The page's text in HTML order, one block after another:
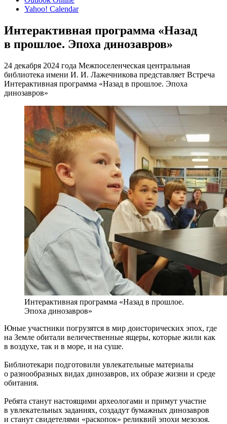
Yahoo! Calendar
Интерактивная программа «Назад
в прошлое. Эпоха динозавров»
24 декабря 2024 года Межпоселенческая центральная
библиотека имени И. И. Лажечникова представляет Встреча
Интерактивная программа «Назад в прошлое. Эпоха
динозавров»
Интерактивная программа «Назад в прошлое.
Эпоха динозавров»
Юные участники погрузятся в мир доисторических эпох, где
на Земле обитали величественные ящеры, которые жили как
в воздухе, так и в море, и на суше.
Библиотекари подготовили увлекательные материалы
о разнообразных видах динозавров, их образе жизни и среде
обитания.
Ребята станут настоящими археологами и примут участие
в увлекательных заданиях, создадут бумажных динозавров
и станут свидетелями «раскопок» реликвий эпохи мезозоя.